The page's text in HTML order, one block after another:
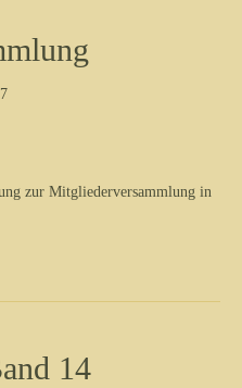
zur Mitgliederversammlung in
14